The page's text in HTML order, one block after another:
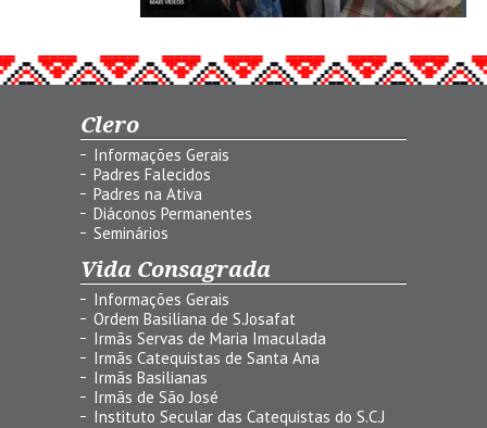
Clero
Informações Gerais
Padres Falecidos
Padres na Ativa
Diáconos Permanentes
Seminários
Vida Consagrada
Informações Gerais
Ordem Basiliana de S.Josafat
Irmãs Servas de Maria Imaculada
Irmãs Catequistas de Santa Ana
Irmãs Basilianas
Irmãs de São José
Instituto Secular das Catequistas do S.C.J